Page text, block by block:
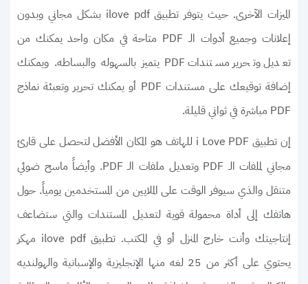
الميزات الآخرى. حيث يتوفر تطبيق ilove pdf بشكل مجاني وبدون
إعلانات وجميع أدوات الـ PDF متاحة في مكان واحد يمكنك من
تعديل وتحرير مستندات PDF يتميز بالسهوله والبساطه. ويمكنك
إضافة توقيعك على مستندات PDF أو يمكنك تحرير وتعبئة نماذج
PDF مباشرة في ثواني قليلة.
إن تطبيق i Love PDF
للهاتف هو المكان الأفضل لتحصل على قارئ
مجاني لملفات الـ PDF وتعديل ملفات الـ PDF. وأيضاً ماسح ضوئي
متنقل والذي سيوفر الوقت على الملايين من المستخدمين يومياً. حول
هاتفك إلى أداة محمولة قوية لتعديل المستندات والتي ستضاعف
إنتاجيتك وأنت خارج المنزل أو في المكتب. تطبيق ilove pdf مهكر
يحتوي على أكثر من 25 لغه منها الإنجليزية والإسبانية والهولنديه